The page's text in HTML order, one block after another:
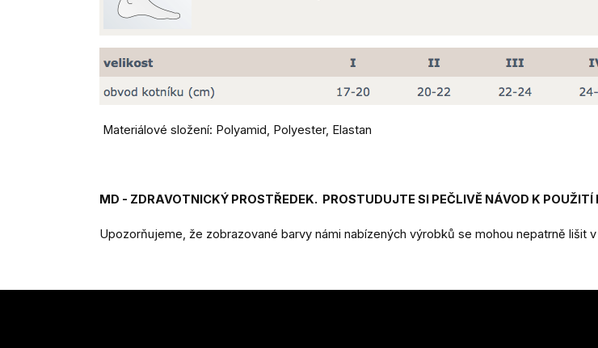
Materiálové složení: Polyamid, Polyester, Elastan
MD - ZDRAVOTNICKÝ PROSTŘEDEK. PROSTUDUJTE SI PEČLIVĚ NÁVOD K POUŽITÍ
Upozorňujeme, že zobrazované barvy námi nabízených výrobků se mohou nepatrně lišit